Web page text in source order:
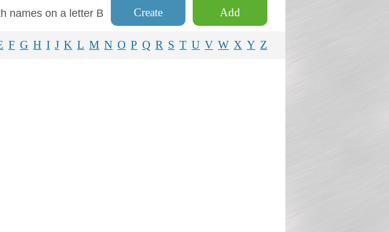
Add
Create
names on a letter B
F G H I J K L M N O P Q R S T U V W X Y Z